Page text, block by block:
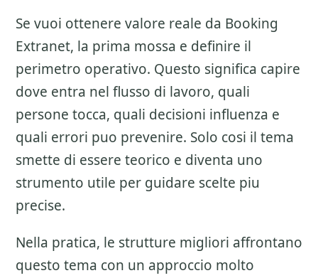
Se vuoi ottenere valore reale da Booking
Extranet, la prima mossa e definire il
perimetro operativo. Questo significa capire
dove entra nel flusso di lavoro, quali
persone tocca, quali decisioni influenza e
quali errori puo prevenire. Solo cosi il tema
smette di essere teorico e diventa uno
strumento utile per guidare scelte piu
precise.
Nella pratica, le strutture migliori affrontano
questo tema con un approccio molto